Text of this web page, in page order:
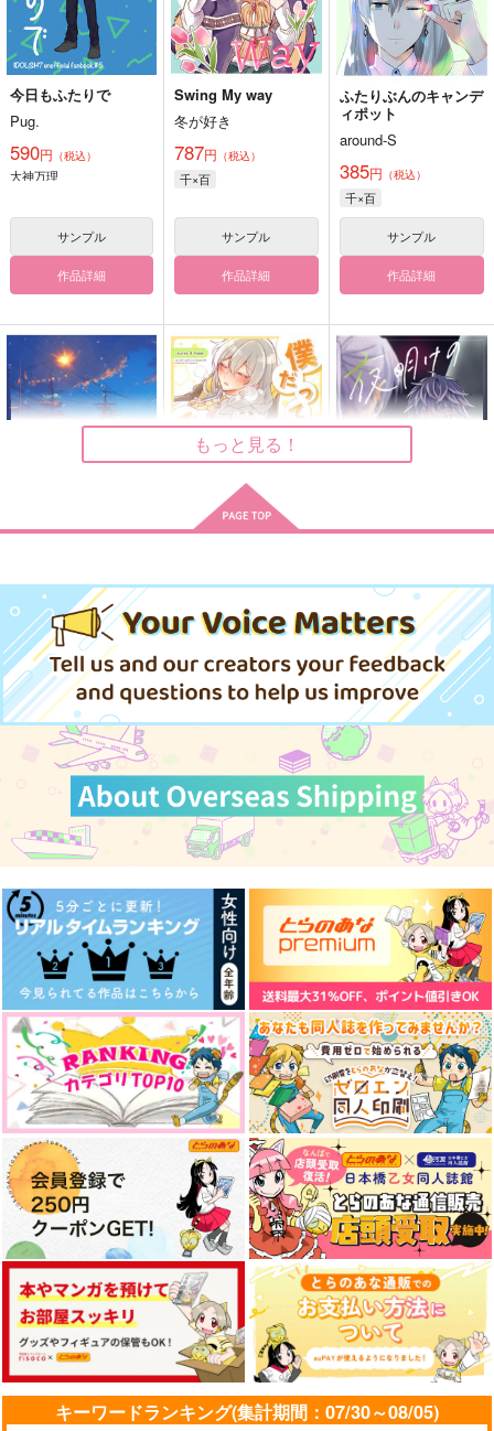
今日もふたりで
Pug.
590円 （税込）
大神万理
サンプル
作品詳細
Swing My way
冬が好き
787円 （税込）
千×百
サンプル
作品詳細
ふたりぶんのキャンデ
ィポット
around-S
385円 （税込）
千×百
サンプル
作品詳細
ぬんぬん堂
787円（税込）
千×百
サンプル
作品詳細
472円（税込）
サンプル
Steep Slope
1,430円 （税込）
千×百
サンプル
dawn.
つきあかり
629円（税込）
千×百
サンプル
作品詳細
星間通信
ktkr整体
629円（税込）
千×百
サンプル
作品詳細
repetition.
@ガレット
2,200円（税込）
千×百
サンプル
作品詳細
もっと見る！
キーワードランキング(集計期間：07/30～08/05)